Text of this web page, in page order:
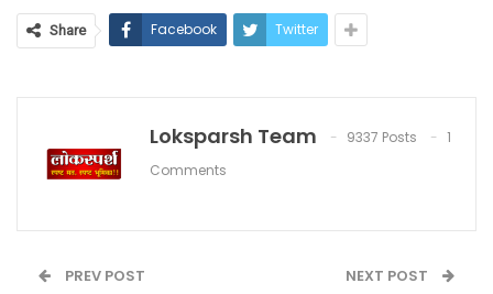
Share Facebook Twitter
Loksparsh Team 9337 Posts
1
Comments
PREV POST NEXT POST